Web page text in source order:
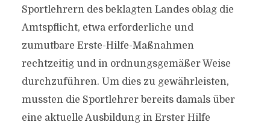
Sportlehrern des beklagten Landes oblag die
Amtspflicht, etwa erforderliche und
zumutbare Erste-Hilfe-Maßnahmen
rechtzeitig und in ordnungsgemäßer Weise
durchzuführen. Um dies zu gewährleisten,
mussten die Sportlehrer bereits damals über
eine aktuelle Ausbildung in Erster Hilfe